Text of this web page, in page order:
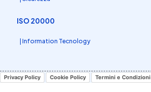
ISO 20000
| Information Tecnology
Privacy Policy Cookie Policy Termini e Condizioni